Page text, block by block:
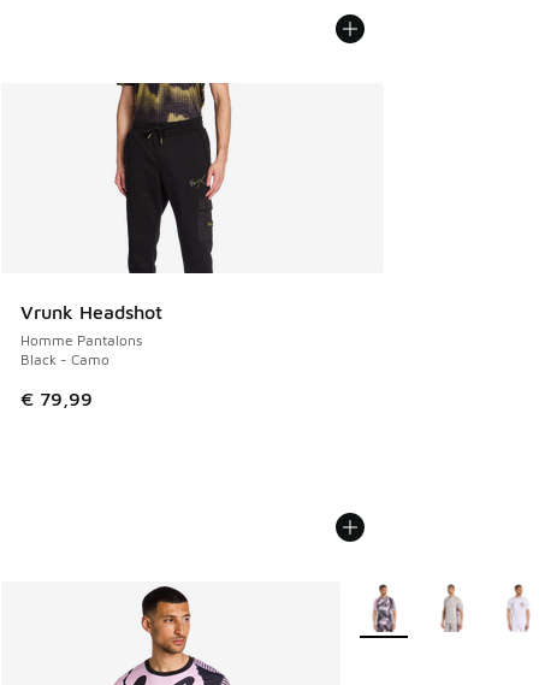
Vrunk Headshot
Homme Pantalons
Black - Camo
€ 79,99
Plus de couleurs